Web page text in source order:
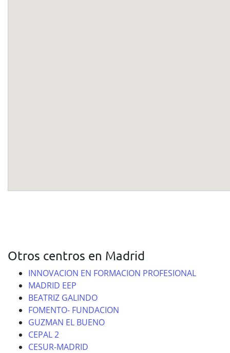
Otros centros en Madrid
INNOVACION EN FORMACION PROFESIONAL
MADRID EEP
BEATRIZ GALINDO
FOMENTO- FUNDACION
GUZMAN EL BUENO
CEPAL 2
CESUR-MADRID